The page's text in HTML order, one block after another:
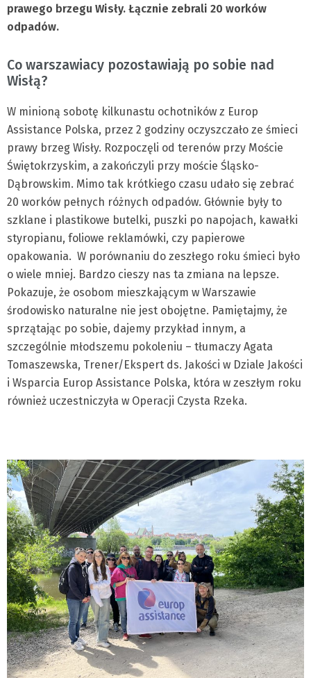
prawego brzegu Wisły. Łącznie zebrali 20 worków
odpadów.
Co warszawiacy pozostawiają po sobie nad
Wisłą?
W minioną sobotę kilkunastu ochotników z Europ
Assistance Polska, przez 2 godziny oczyszczało ze śmieci
prawy brzeg Wisły. Rozpoczęli od terenów przy Moście
Świętokrzyskim, a zakończyli przy moście Śląsko-
Dąbrowskim. Mimo tak krótkiego czasu udało się zebrać
20 worków pełnych różnych odpadów. Głównie były to
szklane i plastikowe butelki, puszki po napojach, kawałki
styropianu, foliowe reklamówki, czy papierowe
opakowania. W porównaniu do zeszłego roku śmieci było
o wiele mniej. Bardzo cieszy nas ta zmiana na lepsze.
Pokazuje, że osobom mieszkającym w Warszawie
środowisko naturalne nie jest obojętne. Pamiętajmy, że
sprzątając po sobie, dajemy przykład innym, a
szczególnie młodszemu pokoleniu – tłumaczy Agata
Tomaszewska, Trener/Ekspert ds. Jakości w Dziale Jakości
i Wsparcia Europ Assistance Polska, która w zeszłym roku
również uczestniczyła w Operacji Czysta Rzeka.